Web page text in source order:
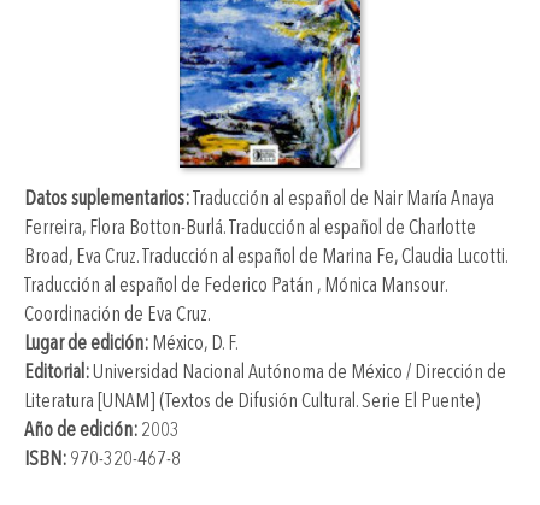
Datos suplementarios: Traducción al español de Nair María Anaya
Ferreira, Flora Botton-Burlá. Traducción al español de Charlotte
Broad, Eva Cruz. Traducción al español de Marina Fe,Claudia Lucotti.
Traducción al español de Federico Patán , Mónica Mansour.
Coordinación de Eva Cruz.
Lugar de edición: México, D. F.
Editorial:Universidad Nacional Autónoma de México / Dirección de
Literatura [UNAM] (Textos de Difusión Cultural. Serie El Puente)
Año de edición: 2003
ISBN: 970-320-467-8